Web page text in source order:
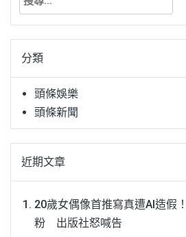
關
字:分類
頭條娛樂
頭條新聞
近期文章
20歲女偶像首推寫真遭AI造假
粉 出版社怒喊告